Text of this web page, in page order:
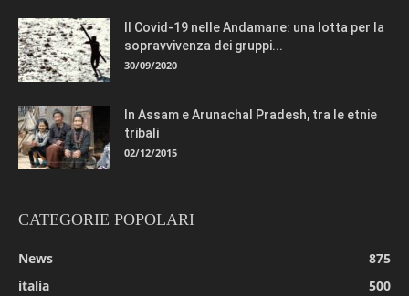
Il Covid-19 nelle Andamane: una lotta per la
sopravvivenza dei gruppi...
30/09/2020
In Assam e Arunachal Pradesh, tra le etnie
tribali
02/12/2015
CATEGORIE POPOLARI
News
875
italia
500